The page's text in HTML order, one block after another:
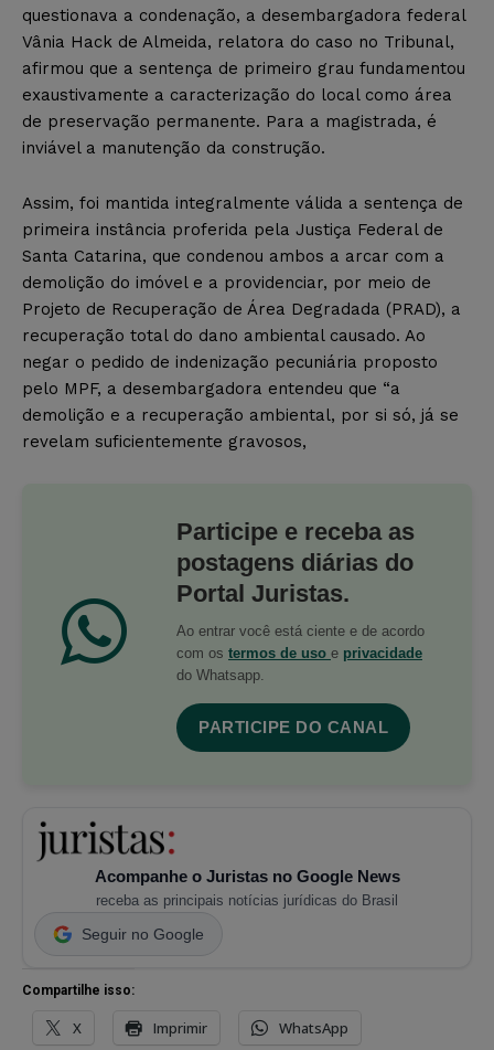
questionava a condenação, a desembargadora federal
Vânia Hack de Almeida, relatora do caso no Tribunal,
afirmou que a sentença de primeiro grau fundamentou
exaustivamente a caracterização do local como área
de preservação permanente. Para a magistrada, é
inviável a manutenção da construção.
Assim, foi mantida integralmente válida a sentença de
primeira instância proferida pela Justiça Federal de
Santa Catarina, que condenou ambos a arcar com a
demolição do imóvel e a providenciar, por meio de
Projeto de Recuperação de Área Degradada (PRAD), a
recuperação total do dano ambiental causado. Ao
negar o pedido de indenização pecuniária proposto
pelo MPF, a desembargadora entendeu que “a
demolição e a recuperação ambiental, por si só, já se
revelam suficientemente gravosos,
Participe e receba as
postagens diárias do
Portal Juristas.
Ao entrar você está ciente e de acordo
com os termos de uso e privacidade
do Whatsapp.
PARTICIPE DO CANAL
Acompanhe o Juristas no Google News
receba as principais notícias jurídicas do Brasil
Seguir no Google
Compartilhe isso:
X Imprimir WhatsApp